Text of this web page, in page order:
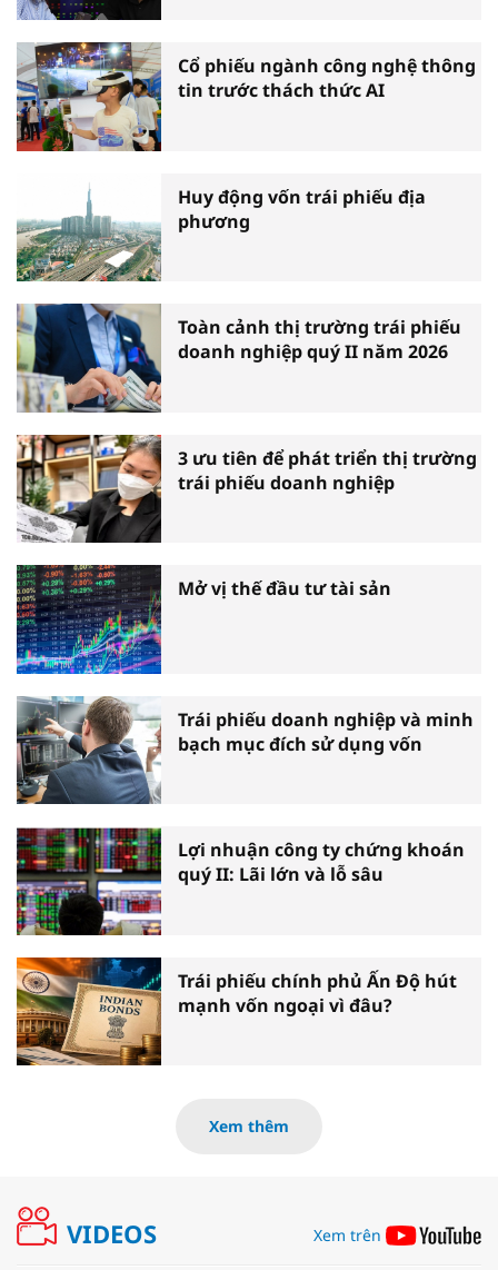
Cổ phiếu ngành công nghệ thông
tin trước thách thức AI
Huy động vốn trái phiếu địa
phương
Toàn cảnh thị trường trái phiếu
doanh nghiệp quý II năm 2026
3 ưu tiên để phát triển thị trường
trái phiếu doanh nghiệp
Mở vị thế đầu tư tài sản
Trái phiếu doanh nghiệp và minh
bạch mục đích sử dụng vốn
Lợi nhuận công ty chứng khoán
quý II: Lãi lớn và lỗ sâu
Trái phiếu chính phủ Ấn Độ hút
mạnh vốn ngoại vì đâu?
Xem thêm
VIDEOS Xem trên